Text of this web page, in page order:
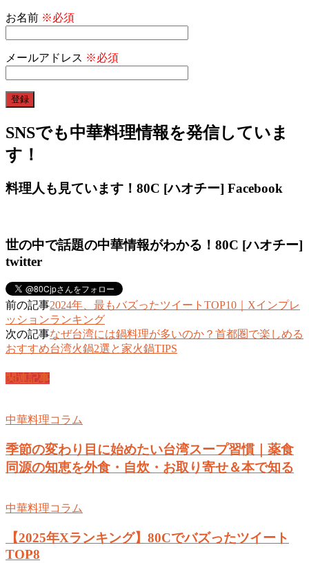
お名前 ※必須
メールアドレス ※必須
SNSでも中華料理情報を発信していま
す！
料理人も見ています！80C [ハオチー] Facebook
世の中で話題の中華情報がわかる！80C [ハオチー]
twitter
前の記事2024年、最もバズったツイートTOP10｜Xインプレ
ッションランキング
次の記事なぜ台湾には鍋料理が多いのか？首都圏で楽しめる
おすすめ台湾火鍋2選と家火鍋TIPS
関連記事
中華料理コラム
季節の変わり目に始めたい台湾スープ習慣｜薬食
同源の知恵を外食・自炊・お取り寄せ＆本で知る
中華料理コラム
【2025年Xランキング】80Cでバズったツイート
TOP8